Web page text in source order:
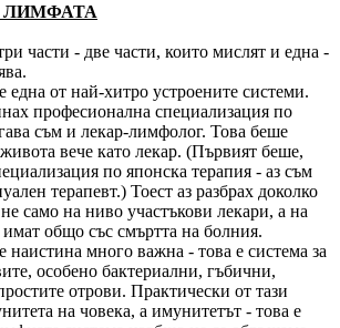
ЛИМФАТА
части - две части, които мислят и една -
една от най-хитро устроените системи.
професионална специализация по
съм и лекар-лимфолог. Това беше
вече като лекар. (Първият беше,
по японска терапия - аз съм
терапевт.) Тоест аз разбрах доколко
само на ниво участъкови лекари, а на
общо със смъртта на болния.
наистина много важна - това е система за
особено бактериални, гъбични,
отрови. Практически от тази
на човека, а имунитетът - това е